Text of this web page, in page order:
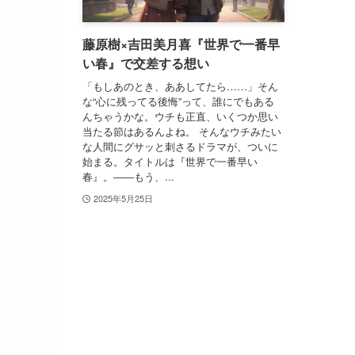
藤原樹×吉田美月喜『世界で一番早
い春』で交差する想い
「もしあのとき、ああしてたら……」そん
な“心に残ってる後悔”って、誰にでもある
んちゃうかな。ウチも正直、いくつか思い
当たる節はあるんよね。 そんなウチみたい
な人間にグサッと刺さるドラマが、ついに
始まる。タイトルは『世界で一番早い
春』。――もう、...
2025年5月25日